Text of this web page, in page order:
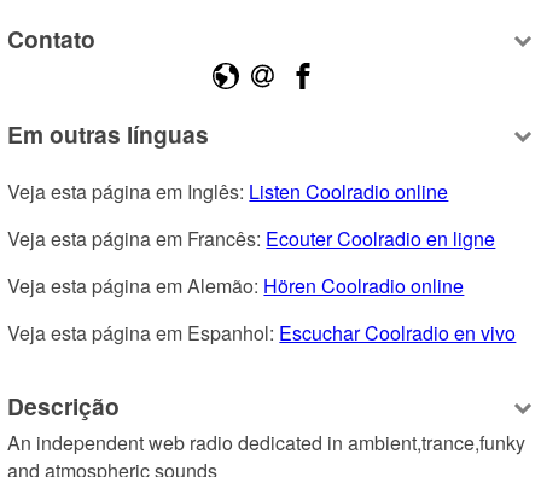
Contato
Em outras línguas
Veja esta página em Inglês: Listen Coolradio online
Veja esta página em Francês: Ecouter Coolradio en ligne
Veja esta página em Alemão: Hören Coolradio online
Veja esta página em Espanhol: Escuchar Coolradio en vivo
Descrição
An independent web radio dedicated in ambient,trance,funky
and atmospheric sounds